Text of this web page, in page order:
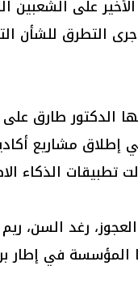
على الشعبين
التطرق للشأن
طارق على
مشاريع
الذكاء
رغد السن، ريم
المؤسسة في